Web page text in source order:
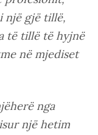
një gjë tillë,
të tillë të hyjnë
në mjediset
nga
një hetim